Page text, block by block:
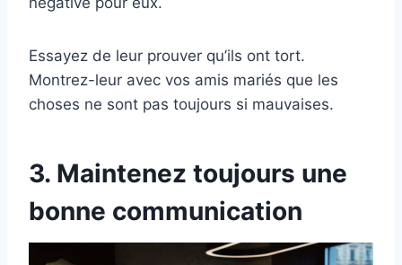
Essayez de leur prouver qu’ils ont tort.
Montrez-leur avec vos amis mariés que les
choses ne sont pas toujours si mauvaises.
3. Maintenez toujours une
bonne communication